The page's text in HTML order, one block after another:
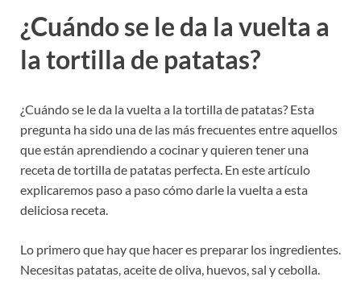
¿Cuándo se le da la vuelta a
la tortilla de patatas?
¿Cuándo se le da la vuelta a la tortilla de patatas? Esta
pregunta ha sido una de las más frecuentes entre aquellos
que están aprendiendo a cocinar y quieren tener una
receta de tortilla de patatas perfecta. En este artículo
explicaremos paso a paso cómo darle la vuelta a esta
deliciosa receta.
Lo primero que hay que hacer es preparar los ingredientes.
Necesitas patatas, aceite de oliva, huevos, sal y cebolla.